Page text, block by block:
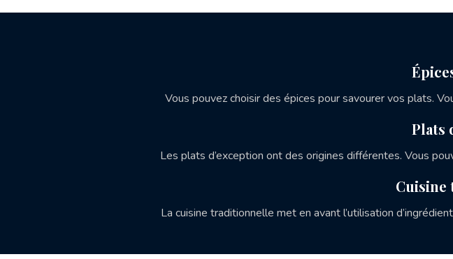
Vous pouvez choisir des épices pour savourer vos plats.
Plats
Les plats d’exception ont des origines différentes. Vous
La cuisine traditionnelle met en avant l’utilisation